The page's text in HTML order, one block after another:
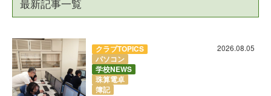
最新記事一覧
クラブTOPICS
パソコン
学校NEWS
珠算電卓
簿記
2026.08.05